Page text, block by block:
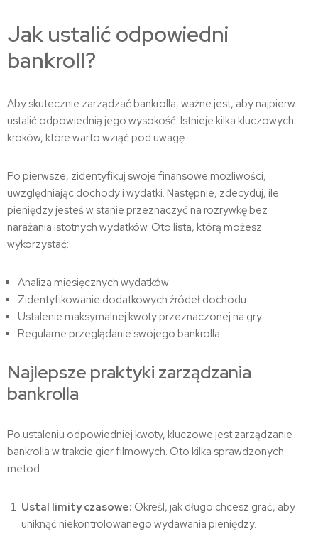
Jak ustalić odpowiedni
bankroll?
Aby skutecznie zarządzać bankrolla, ważne jest, aby najpierw
ustalić odpowiednią jego wysokość. Istnieje kilka kluczowych
kroków, które warto wziąć pod uwagę:
Po pierwsze, zidentyfikuj swoje finansowe możliwości,
uwzględniając dochody i wydatki. Następnie, zdecyduj, ile
pieniędzy jesteś w stanie przeznaczyć na rozrywkę bez
narażania istotnych wydatków. Oto lista, którą możesz
wykorzystać:
Analiza miesięcznych wydatków
Zidentyfikowanie dodatkowych źródeł dochodu
Ustalenie maksymalnej kwoty przeznaczonej na gry
Regularne przeglądanie swojego bankrolla
Najlepsze praktyki zarządzania
bankrolla
Po ustaleniu odpowiedniej kwoty, kluczowe jest zarządzanie
bankrolla w trakcie gier filmowych. Oto kilka sprawdzonych
metod:
Ustal limity czasowe: Określ, jak długo chcesz grać, aby
uniknąć niekontrolowanego wydawania pieniędzy.